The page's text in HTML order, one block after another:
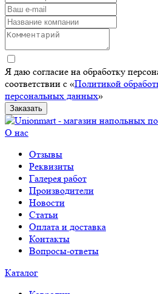
Я даю согласие на обработку
соответствии с «Политикой
персональных данных»
Заказать
О нас
Отзывы
Реквизиты
Галерея работ
Производители
Новости
Статьи
Оплата и доставка
Контакты
Вопросы-ответы
Каталог